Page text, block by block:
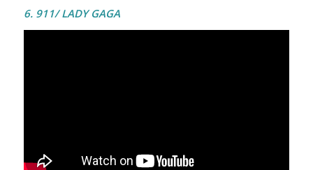
6. 911/ LADY GAGA